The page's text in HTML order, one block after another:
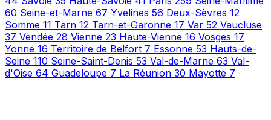
60 Seine-et-Marne 67 Yvelines 56 Deux-Sèvres 12
Somme 11 Tarn 12 Tarn-et-Garonne 17 Var 52 Vaucluse
37 Vendée 28 Vienne 23 Haute-Vienne 16 Vosges 17
Yonne 16 Territoire de Belfort 7 Essonne 53 Hauts-de-
Seine 110 Seine-Saint-Denis 53 Val-de-Marne 63 Val-
d'Oise 64 Guadeloupe 7 La Réunion 30 Mayotte 7